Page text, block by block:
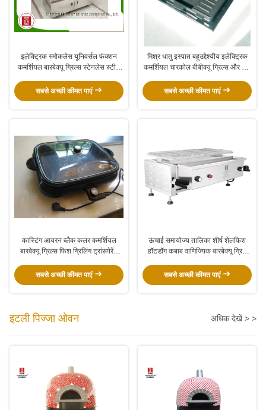
इलेक्ट्रिक स्मोकलेस यूनिवर्सल फंक्शन
कमर्शियल बारबेक्यू ग्रिल्स स्टेनलेस स्टील
सबसे अच्छी कीमत पाएं
मिश्र धातु इस्पात बहुउद्देश्यीय इलेक्ट्रिक
कमर्शियल चारकोल बीबीक्यू ग्रिल्स और हॉट
सबसे अच्छी कीमत पाएं
कास्टिंग आयरन ब्लैक कलर कमर्शियल
बारबेक्यू ग्रिल्स फिश ग्रिलिंग ट्रांसपेरेंट
सबसे अच्छी कीमत पाएं
ऊंचाई समायोज्य तालिका शीर्ष शेलफिश
हॉटडॉग कबाब वाणिज्यिक बारबेक्यू ग्रिल
सबसे अच्छी कीमत पाएं
इटली पिज्जा ओवन अधिक देखें > >